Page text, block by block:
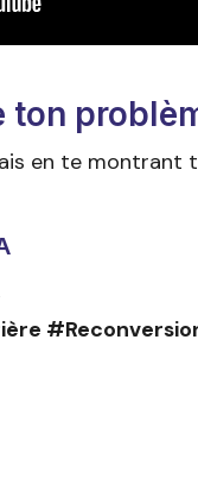
ton
en te